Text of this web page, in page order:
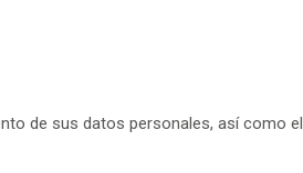
de sus datos personales, así como el